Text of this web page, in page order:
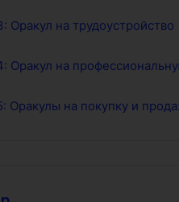
на трудоустройство
на
Оракулы на покупку и